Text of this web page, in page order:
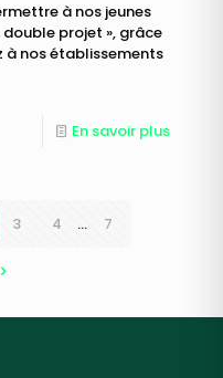
à nos jeunes
double projet », grâce
à nos établissements
En savoir plus
3 4 ... 7